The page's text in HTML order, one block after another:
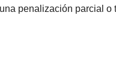
penalización parcial